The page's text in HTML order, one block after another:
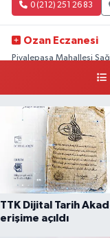
0 (212) 251 26 83
Ozan Eczanesi
Piyalepaşa Mahallesi
TTK Dijital Tarih
erişime açıldı